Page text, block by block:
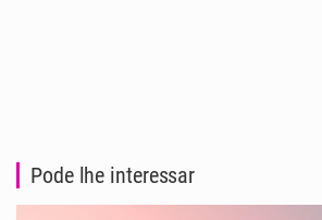
Pode lhe interessar